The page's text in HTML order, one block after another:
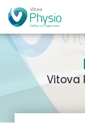
Vitova